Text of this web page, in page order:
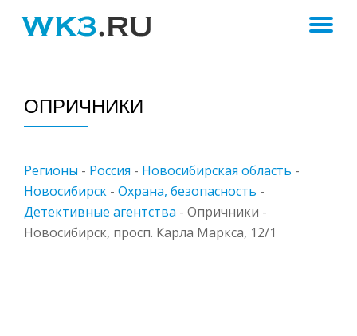
ОПРИЧНИКИ
Регионы - Россия - Новосибирская область -
Новосибирск - Охрана, безопасность -
Детективные агентства - Опричники -
Новосибирск, просп. Карла Маркса, 12/1